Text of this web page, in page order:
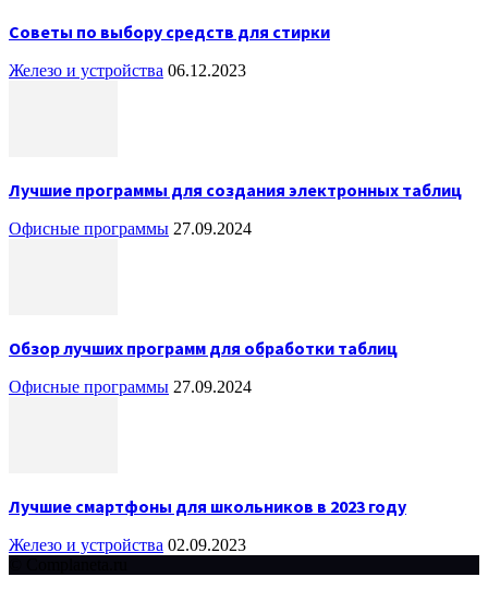
Советы по выбору средств для стирки
Железо и устройства 06.12.2023
Лучшие программы для создания электронных таблиц
Офисные программы 27.09.2024
Обзор лучших программ для обработки таблиц
Офисные программы 27.09.2024
Лучшие смартфоны для школьников в 2023 году
Железо и устройства 02.09.2023